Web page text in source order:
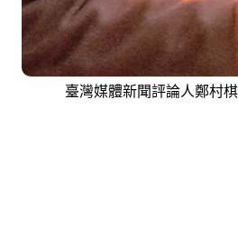
臺灣媒體新聞評論人鄭村